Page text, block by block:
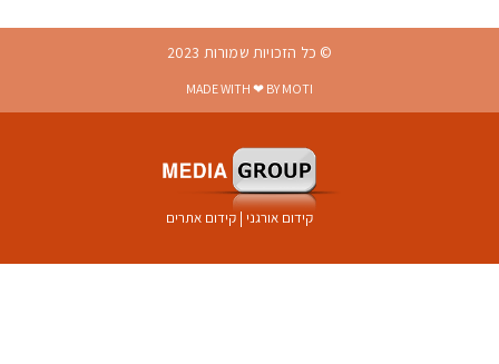
© כל הזכויות שמורות 2023
MADE WITH ❤ BY MOTI
קידום אורגני | קידום אתרים